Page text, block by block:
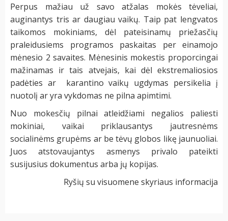
Perpus mažiau už savo atžalas mokės tėveliai,
auginantys tris ar daugiau vaikų. Taip pat lengvatos
taikomos mokiniams, dėl pateisinamų priežasčių
praleidusiems programos paskaitas per einamojo
mėnesio 2 savaites. Mėnesinis mokestis proporcingai
mažinamas ir tais atvejais, kai dėl ekstremaliosios
padėties ar karantino vaikų ugdymas persikelia į
nuotolį ar yra vykdomas ne pilna apimtimi.
Nuo mokesčių pilnai atleidžiami negalios paliesti
mokiniai, vaikai priklausantys jautresnėms
socialinėms grupėms ar be tėvų globos likę jaunuoliai.
Juos atstovaujantys asmenys privalo pateikti
susijusius dokumentus arba jų kopijas.
Ryšių su visuomene skyriaus informacija